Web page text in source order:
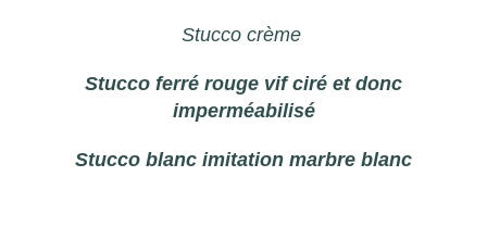
Stucco crème
Stucco ferré rouge vif ciré et donc
imperméabilisé
Stucco blanc imitation marbre blanc